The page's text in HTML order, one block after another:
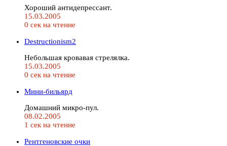
Хороший антидепрессант.
15.03.2005
0 сек на чтение
Destructionism2
Небольшая кровавая стрелялка.
15.03.2005
0 сек на чтение
Мини-бильярд
Домашний микро-пул.
08.02.2005
1 сек на чтение
Рентгеновские очки